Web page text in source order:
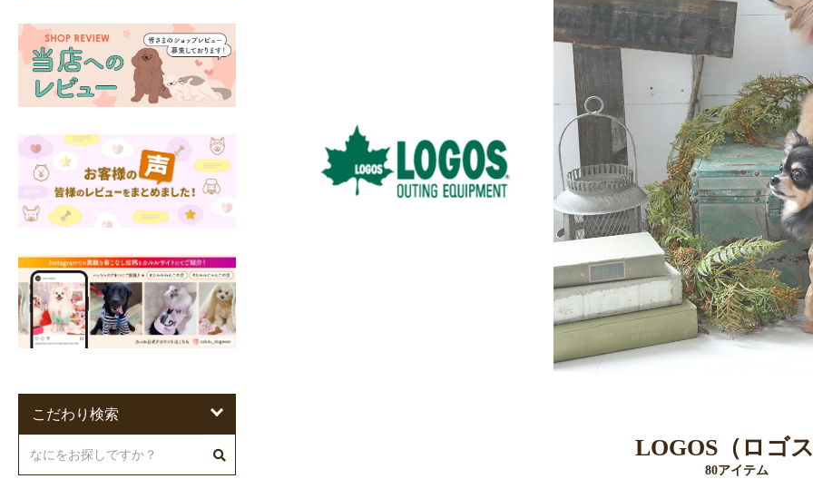
LOGOS（ロゴ
80アイテム
こだわり検索